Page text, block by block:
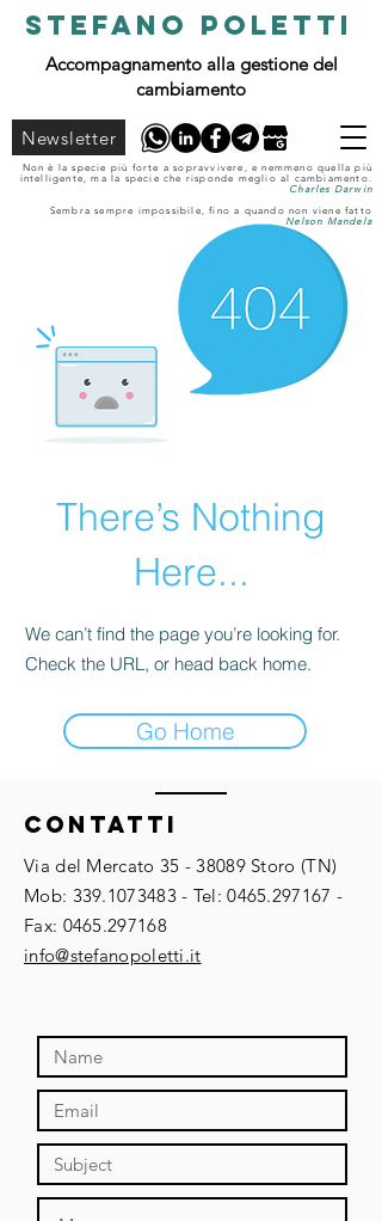
STEFANO POLETTI
Accompagnamento alla gestione del
cambiamento
Newsletter
Non è la specie più forte a sopravvivere, e nemmeno quella più
intelligente, ma la specie che risponde meglio al cambiamento.
Charles Darwin
Sembra sempre impossibile, fino a quando non viene fatto
Nelson Mandela
There’s Nothing
Here...
We can’t find the page you’re looking for.
Check the URL, or head back home.
Go Home
ContaTTI
Via del Mercato 35 - 38089Storo (TN)
​​Mob: 339.1073483- Tel:0465.297167 -
Fax: 0465.297168
​info@stefanopoletti.it